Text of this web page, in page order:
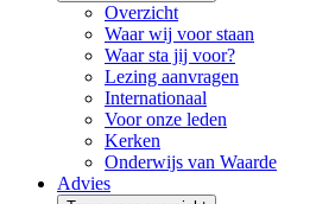
Overzicht
Waar wij voor staan
Waar sta jij voor?
Lezing aanvragen
Internationaal
Voor onze leden
Kerken
Onderwijs van Waarde
Advies